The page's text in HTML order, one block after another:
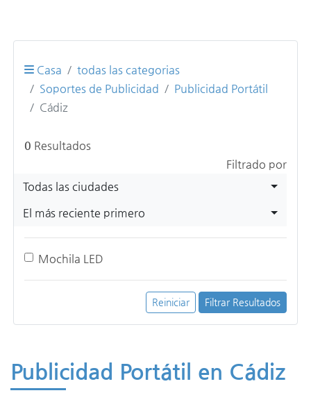
Casa
todas las categorias
Soportes de Publicidad
Publicidad Portátil
Cádiz
0 Resultados
Filtrado por
Todas las ciudades
El más reciente primero
Mochila LED
Reiniciar Filtrar Resultados
Publicidad Portátil en Cádiz